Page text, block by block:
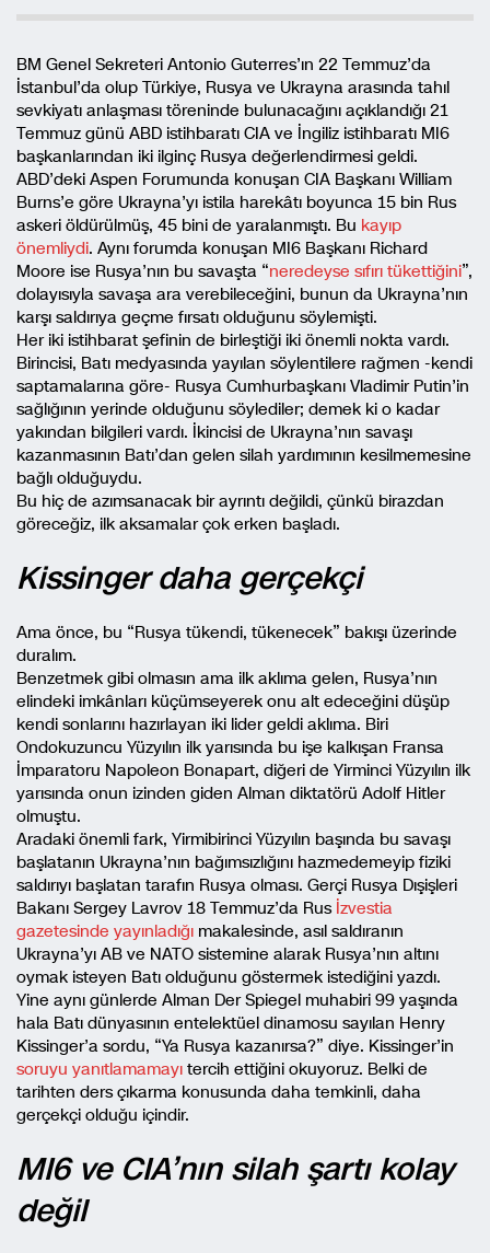
BM Genel Sekreteri Antonio Guterres’ın 22 Temmuz’da
İstanbul’da olup Türkiye, Rusya ve Ukrayna arasında tahıl
sevkiyatı anlaşması töreninde bulunacağını açıklandığı 21
Temmuz günü ABD istihbaratı CIA ve İngiliz istihbaratı MI6
başkanlarından iki ilginç Rusya değerlendirmesi geldi.
ABD’deki Aspen Forumunda konuşan CIA Başkanı William
Burns’e göre Ukrayna’yı istila harekâtı boyunca 15 bin Rus
askeri öldürülmüş, 45 bini de yaralanmıştı. Bu kayıp
önemliydi. Aynı forumda konuşan MI6 Başkanı Richard
Moore ise Rusya’nın bu savaşta “neredeyse sıfırı tükettiğini”,
dolayısıyla savaşa ara verebileceğini, bunun da Ukrayna’nın
karşı saldırıya geçme fırsatı olduğunu söylemişti.
Her iki istihbarat şefinin de birleştiği iki önemli nokta vardı.
Birincisi, Batı medyasında yayılan söylentilere rağmen -kendi
saptamalarına göre- Rusya Cumhurbaşkanı Vladimir Putin’in
sağlığının yerinde olduğunu söylediler; demek ki o kadar
yakından bilgileri vardı. İkincisi de Ukrayna’nın savaşı
kazanmasının Batı’dan gelen silah yardımının kesilmemesine
bağlı olduğuydu.
Bu hiç de azımsanacak bir ayrıntı değildi, çünkü birazdan
göreceğiz, ilk aksamalar çok erken başladı.
Kissinger daha gerçekçi
Ama önce, bu “Rusya tükendi, tükenecek” bakışı üzerinde
duralım.
Benzetmek gibi olmasın ama ilk aklıma gelen, Rusya’nın
elindeki imkânları küçümseyerek onu alt edeceğini düşüp
kendi sonlarını hazırlayan iki lider geldi aklıma. Biri
Ondokuzuncu Yüzyılın ilk yarısında bu işe kalkışan Fransa
İmparatoru Napoleon Bonapart, diğeri de Yirminci Yüzyılın ilk
yarısında onun izinden giden Alman diktatörü Adolf Hitler
olmuştu.
Aradaki önemli fark, Yirmibirinci Yüzyılın başında bu savaşı
başlatanın Ukrayna’nın bağımsızlığını hazmedemeyip fiziki
saldırıyı başlatan tarafın Rusya olması. Gerçi Rusya Dışişleri
Bakanı Sergey Lavrov 18 Temmuz’da Rus İzvestia
gazetesinde yayınladığı makalesinde, asıl saldıranın
Ukrayna’yı AB ve NATO sistemine alarak Rusya’nın altını
oymak isteyen Batı olduğunu göstermek istediğini yazdı.
Yine aynı günlerde Alman Der Spiegel muhabiri 99 yaşında
hala Batı dünyasının entelektüel dinamosu sayılan Henry
Kissinger’a sordu, “Ya Rusya kazanırsa?” diye. Kissinger’in
soruyu yanıtlamamayı tercih ettiğini okuyoruz. Belki de
tarihten ders çıkarma konusunda daha temkinli, daha
gerçekçi olduğu içindir.
MI6 ve CIA’nın silah şartı kolay
değil